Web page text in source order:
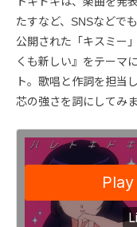
たすなど、SNSなどで
公開された「キスミー
くも新しい』をテーマ
ト。歌唱と作詞を担当
芯の強さを詞にしてみ